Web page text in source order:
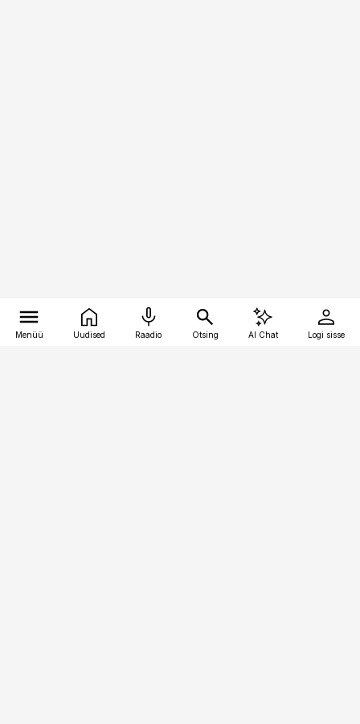
Menüü Uudised Raadio Otsing AI Chat Logi sisse